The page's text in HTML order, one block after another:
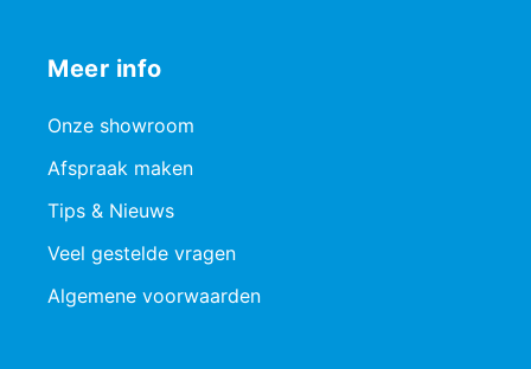
Meer info
Onze showroom
Afspraak maken
Tips & Nieuws
Veel gestelde vragen
Algemene voorwaarden